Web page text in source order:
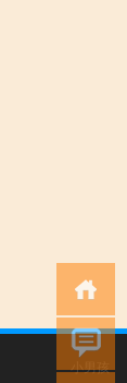
小男孩